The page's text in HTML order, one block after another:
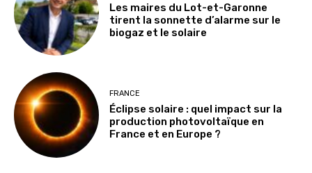
Les maires du Lot-et-Garonne
tirent la sonnette d’alarme sur le
biogaz et le solaire
FRANCE
Éclipse solaire : quel impact sur la
production photovoltaïque en
France et en Europe ?